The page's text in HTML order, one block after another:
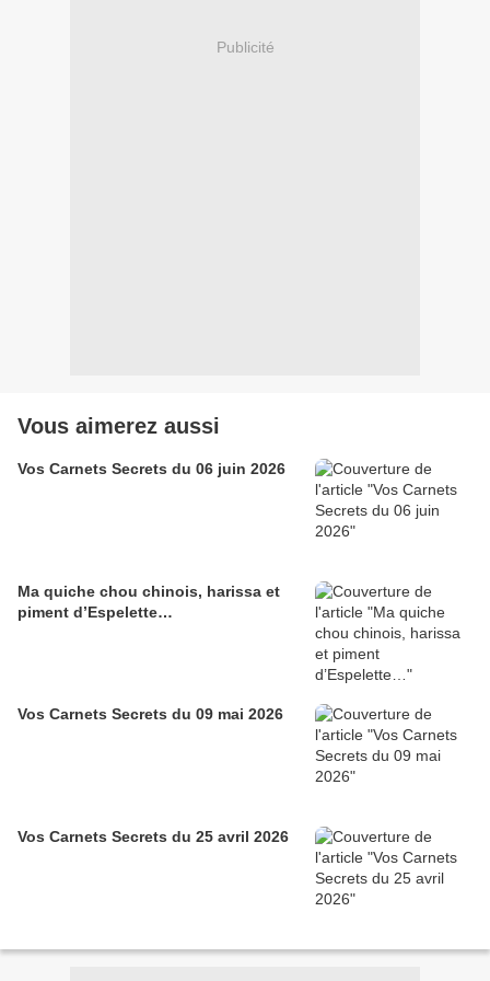
Publicité
Vous aimerez aussi
Vos Carnets Secrets du 06 juin 2026
Ma quiche chou chinois, harissa et
piment d’Espelette…
Vos Carnets Secrets du 09 mai 2026
Vos Carnets Secrets du 25 avril 2026